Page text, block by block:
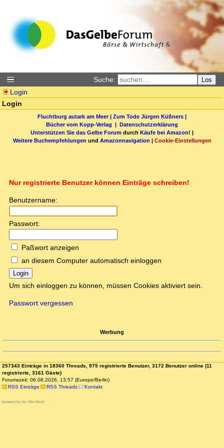
Suche: Los
Login
Login
Fluchtburg autark am Meer| Zum Tode Jürgen Küßners |
Bücher vom Kopp-Verlag | Datenschutzerklärung
Unterstützen Sie das Gelbe Forum durch Käufe bei Amazon! |
Weitere Buchempfehlungen und Amazonnavigation | Cookie-Einstellungen
Nur registrierte Benutzer können Einträge schreiben!
Benutzername:
Passwort:
Paßwort anzeigen
an diesem Computer automatisch einloggen
Login
Um sich einloggen zu können, müssen Cookies aktiviert sein.
Passwort vergessen
Werbung
257343 Einträge in 18360 Threads, 975 registrierte Benutzer, 3172 Benutzer online (11
registrierte, 3161 Gäste)
Forumszeit: 06.08.2026, 13:57 (Europe/Berlin)
RSS Einträge
RSS Threads Kontakt
powered by my little forum